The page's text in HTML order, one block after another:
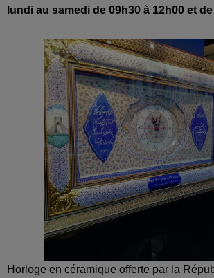
lundi au samedi de 09h30 à 12h00 et
Horloge en céramique offerte par la